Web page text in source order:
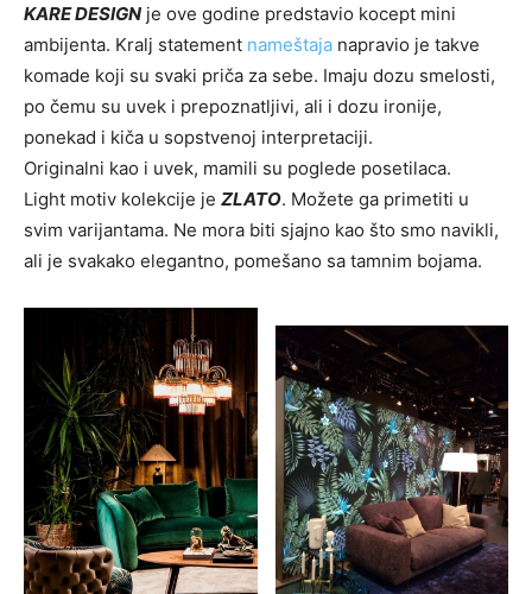
KARE DESIGN je ove godine predstavio kocept mini
ambijenta. Kralj statement nameštaja napravio je takve
komade koji su svaki priča za sebe. Imaju dozu smelosti,
po čemu su uvek i prepoznatljivi, ali i dozu ironije,
ponekad i kiča u sopstvenoj interpretaciji.
Originalni kao i uvek, mamili su poglede posetilaca.
Light motiv kolekcije je ZLATO. Možete ga primetiti u
svim varijantama. Ne mora biti sjajno kao što smo navikli,
ali je svakako elegantno, pomešano sa tamnim bojama.